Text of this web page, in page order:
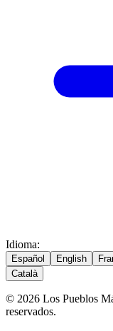
Idioma:
Español English
Català
© 2026 Los Pueblos
reservados.